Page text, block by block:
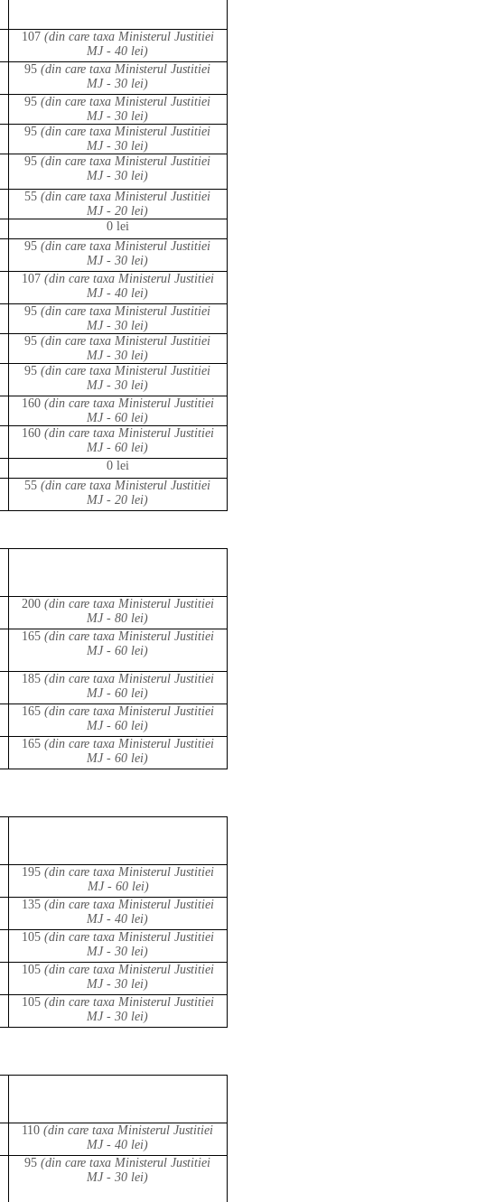
107 (din care taxa Ministerul Justitiei
MJ - 40 lei)
95(din care taxa Ministerul Justitiei
MJ - 30 lei)
95(din care taxa Ministerul Justitiei
MJ - 30 lei)
95(din care taxa Ministerul Justitiei
MJ - 30 lei)
95(din care taxa Ministerul Justitiei
MJ - 30 lei)
55(din care taxa Ministerul Justitiei
MJ - 20 lei)
0 lei
95(din care taxa Ministerul Justitiei
MJ - 30 lei)
107 (din care taxa Ministerul Justitiei
MJ - 40 lei)
95(din care taxa Ministerul Justitiei
MJ - 30 lei)
95(din care taxa Ministerul Justitiei
MJ - 30 lei)
95(din care taxa Ministerul Justitiei
MJ - 30 lei)
160 (din care taxa Ministerul Justitiei
MJ - 60 lei)
160 (din care taxa Ministerul Justitiei
MJ - 60 lei)
0 lei
55(din care taxa Ministerul Justitiei
MJ - 20 lei)
200 (din care taxa Ministerul Justitiei
MJ - 80 lei)
165 (din care taxa Ministerul Justitiei
MJ - 60 lei)
185 (din care taxa Ministerul Justitiei
MJ - 60 lei)
165 (din care taxa Ministerul Justitiei
MJ - 60 lei)
165 (din care taxa Ministerul Justitiei
MJ - 60 lei)
195 (din care taxa Ministerul Justitiei
MJ - 60 lei)
135 (din care taxa Ministerul Justitiei
MJ - 40 lei)
105 (din care taxa Ministerul Justitiei
MJ - 30 lei)
105 (din care taxa Ministerul Justitiei
MJ - 30 lei)
105 (din care taxa Ministerul Justitiei
MJ - 30 lei)
110(din care taxa Ministerul Justitiei
MJ - 40 lei)
95(din care taxa Ministerul Justitiei
MJ - 30 lei)